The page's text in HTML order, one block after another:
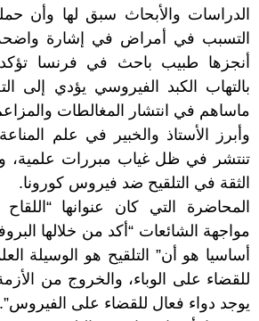
الدراسات والأبحاث سبق لها وأن
التسبب في أمراض في إشارة
أنجزها طبيب باحث في فرنسا
بالتهاب الكبد الفيروسي يؤدي إلى
ماساهم في انتشار المغالطات
وأبرز الأستاذ والخبير في علم
تنتشر في ظل غياب مبررات علمية،
الثقة في التلقيح ضد فيروس كورونا.
مواجهة الشائعات “أكد من خلالها
أساسيا هو أن” التلقيح هو الوسيلة
للقضاء على الوباء، والخروج من
يوجد دواء فعال للقضاء على الفيروس”.